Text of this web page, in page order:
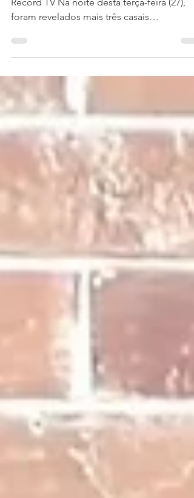
Confira os casais confirmados no reality da
foram revelados mais três casais
participantes da...